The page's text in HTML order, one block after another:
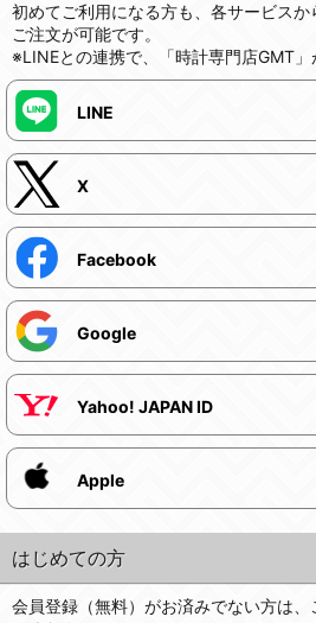
初めてご利用になる方も、各サービスか
ご注文が可能です。
※LINEとの連携で、「時計専門店GMT」
LINE
X
Facebook
Google
Yahoo! JAPAN ID
Apple
はじめての方
会員登録（無料）がお済みでない方は